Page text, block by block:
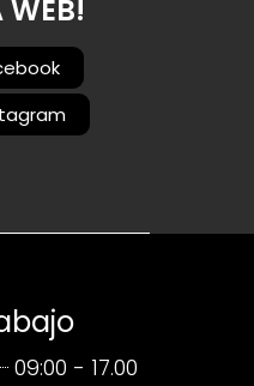
WEB!
09:00 - 17.00